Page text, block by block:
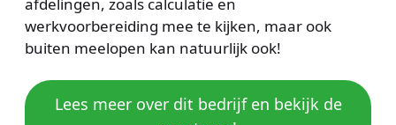
werkvoorbereiding mee te kijken, maar ook
buiten meelopen kan natuurlijk ook!
Lees meer over dit bedrijf en bekijk de